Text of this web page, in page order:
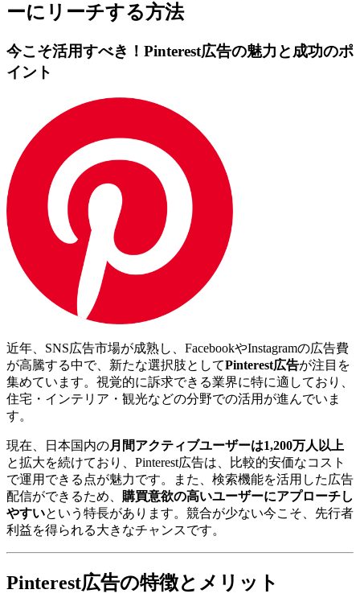
ーにリーチする方法
今こそ活用すべき！Pinterest広告の魅力と成功のポ
イント
近年、SNS広告市場が成熟し、FacebookやInstagramの広告費
が高騰する中で、新たな選択肢としてPinterest広告が注目を
集めています。視覚的に訴求できる業界に特に適しており、
住宅・インテリア・観光などの分野での活用が進んでいま
す。
現在、日本国内の月間アクティブユーザーは1,200万人以上
と拡大を続けており、Pinterest広告は、比較的安価なコスト
で運用できる点が魅力です。また、検索機能を活用した広告
配信ができるため、 購買意欲の高いユーザーにアプローチし
やすいという特長があります。競合が少ない今こそ、先行者
利益を得られる大きなチャンスです。
Pinterest広告の特徴とメリット